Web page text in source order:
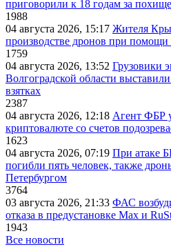
приговорили к 18 годам за
1988
04 августа 2026, 15:17 Жителя
производстве дронов при помощи
1759
04 августа 2026, 13:52 Грузовики
Волгоградской области
взятках
2387
04 августа 2026, 12:18 Агент ФБР
криптовалюте со счетов
1623
04 августа 2026, 07:19 При атаке
погибли пять человек, также
Петербургом
3764
03 августа 2026, 21:33 ФАС
отказа в предустановке Max и
1943
Все новости